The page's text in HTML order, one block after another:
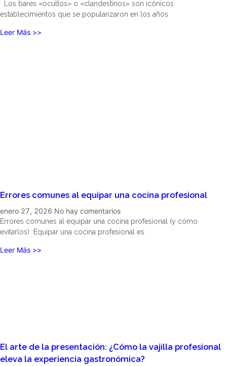
Los bares «ocultos» o «clandestinos» son icónicos
establecimientos que se popularizaron en los años
Leer Más >>
Errores comunes al equipar una cocina profesional
enero 27, 2026 No hay comentarios
Errores comunes al equipar una cocina profesional (y cómo
evitarlos) Equipar una cocina profesional es
Leer Más >>
El arte de la presentación: ¿Cómo la vajilla profesional
eleva la experiencia gastronómica?